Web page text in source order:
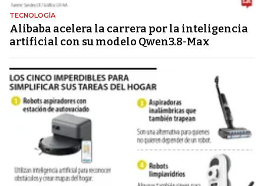
TECNOLOGÍA
Alibaba acelera la carrera por la inteligencia
artificial con su modelo Qwen3.8-Max